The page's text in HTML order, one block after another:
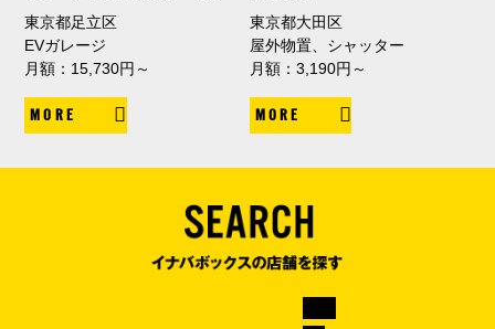
東京都足立区
EVガレージ
月額：15,730円～
MORE
東京都大田区
屋外物置、シャッター
月額：3,190円～
MORE